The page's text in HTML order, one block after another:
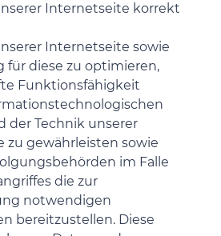
Internetseite korrekt
Internetseite sowie
für diese zu optimieren,
Funktionsfähigkeit
der Technik unserer
zu gewährleisten sowie
im Falle
die zur
notwendigen
bereitzustellen. Diese